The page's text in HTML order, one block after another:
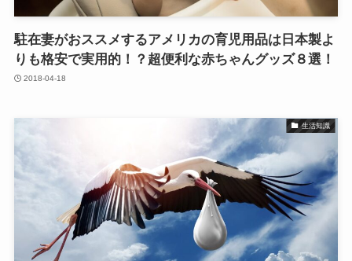
駐在妻がおススメするアメリカの育児用品は日本製よ
りも格安で実用的！？超便利な赤ちゃんグッズ８選！
2018-04-18
生活知識